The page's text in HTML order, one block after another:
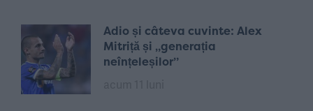
Adio și câteva cuvinte: Alex
Mitriță și „generația
neînțeleșilor”